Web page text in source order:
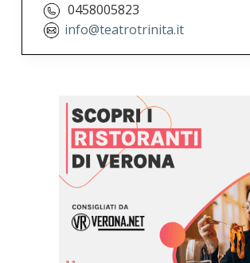
0458005823
info@teatrotrinita.it